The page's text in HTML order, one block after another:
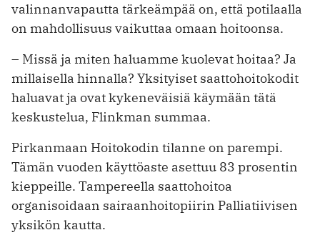
valinnanvapautta tärkeämpää on, että potilaalla
on mahdollisuus vaikuttaa omaan hoitoonsa.
– Missä ja miten haluamme kuolevat hoitaa? Ja
millaisella hinnalla? Yksityiset saattohoitokodit
haluavat ja ovat ­kykeneväisiä käymään tätä
keskustelua, Flinkman summaa.
Pirkanmaan Hoitokodin tilanne on parempi.
Tämän vuoden käyttöaste asettuu 83 prosentin
kieppeille. ­Tampereella saattohoitoa
organisoidaan sairaanhoitopiirin Palliatiivisen
yksikön kautta.